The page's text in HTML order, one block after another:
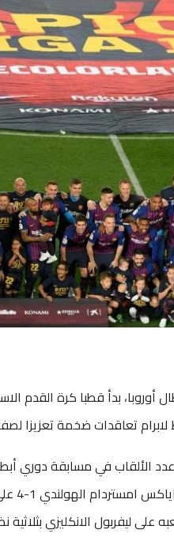
بدأ قطبا كرة القدم
لابرام تعاقدات ضخمة تعزيزا
على ليفربول الانكليزي